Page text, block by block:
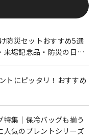
防災セットおすすめ5選
来場記念品・防災の日に
トにピッタリ！おすすめ
集｜保冷バッグも揃う
人気のプレントシリーズ